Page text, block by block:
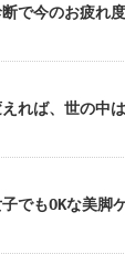
で今のお疲れ
えれば、世の
でもOKな美脚